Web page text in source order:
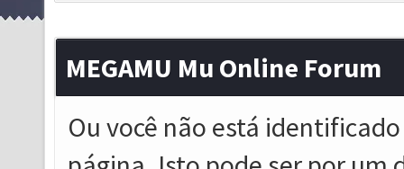
MEGAMU Mu Online Forum
Ou você não está